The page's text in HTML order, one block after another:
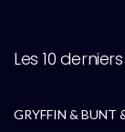
Les 10
GRYFFIN & BUNT